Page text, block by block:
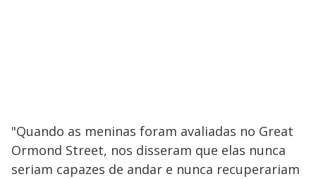
"Quando as meninas foram avaliadas no Great
Ormond Street, nos disseram que elas nunca
seriam capazes de andar e nunca recuperariam